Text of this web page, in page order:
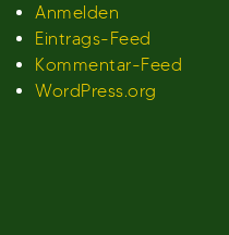
Anmelden
Eintrags-Feed
Kommentar-Feed
WordPress.org